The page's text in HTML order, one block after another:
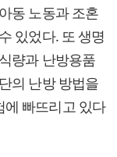
동 노동과 조혼
있었다. 또 생명
량과 난방용품
의 난방 방법을
에 빠뜨리고 있다